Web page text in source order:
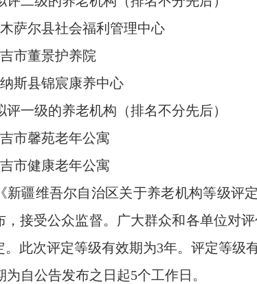
萨尔县社会福利管理中心
市董景护养院
斯县锦宸康养中心
评一级的养老机构（排名不分先后）
市馨苑老年公寓
市健康老年公寓
新疆维吾尔自治区关于养老机构等级评
，接受公众监督。广大群众和各单位对
。此次评定等级有效期为3年。评定等级
为自公告发布之日起5个工作日。